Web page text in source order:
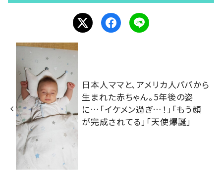
日本人ママと、アメリカ人パパから
生まれた赤ちゃん。5年後の姿
に…「イケメン過ぎ…！」「もう顔
が完成されてる」「天使爆誕」